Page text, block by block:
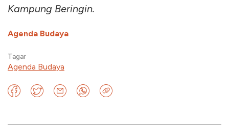
Kampung Beringin.
Agenda Budaya
Tagar
Agenda Budaya